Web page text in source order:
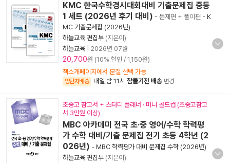
KMC 한국수학경시대회대비 기출문제집 중등
1 세트 (2026년 후기 대비) - 문제편 + 풀이편 - K
MC 기출문제집 (2026년)
하늘교육 편집부 (지은이)
하늘교육
2026년 07월
20,700원 (10% 할인 / 1,150원)
책소개페이지에서 분철 선택 가능
양탄자배송 내일 밤 11시 잠들기전 배송 변경
초중고 참고서 + 스터디 플래너 · 미니 콜드컵 (초중고참고
서 3만원 이상)
MBC 아카데미 전국 초·중 영어/수학 학력평
가 수학 대비/기출 문제집 전기 초등 4학년 (2
026년) - MBC 학력평가 대비 문제집 수학 (2026년)
하늘교육 편집부 (지은이)